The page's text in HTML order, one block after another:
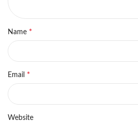
Name *
Email *
Website